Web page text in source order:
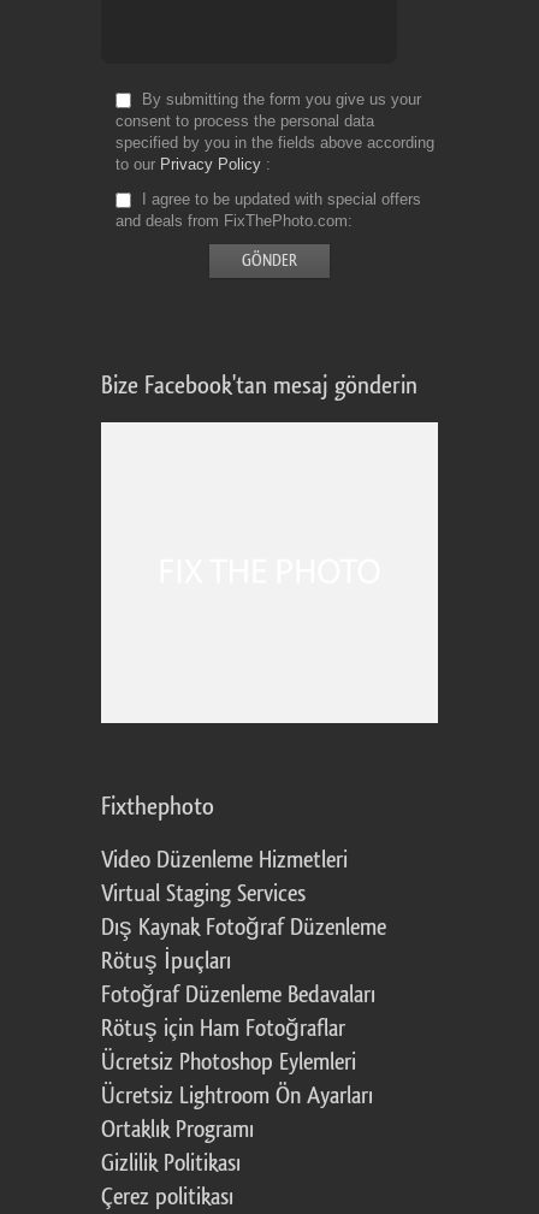
By submitting the form you give us your
consent to process the personal data
specified by you in the fields above according
to our Privacy Policy
I agree to be updated with special offers
and deals from FixThePhoto.com
Bize Facebook'tan mesaj gönderin
Fixthephoto
Video Düzenleme Hizmetleri
Virtual Staging Services
Dış Kaynak Fotoğraf Düzenleme
Rötuş İpuçları
Fotoğraf Düzenleme Bedavaları
Rötuş için Ham Fotoğraflar
Ücretsiz Photoshop Eylemleri
Ücretsiz Lightroom Ön Ayarları
Ortaklık Programı
Gizlilik Politikası
Çerez politikası